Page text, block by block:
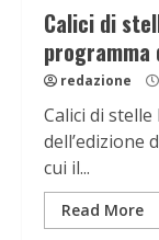
Calici di
programma
redazione
Calici di
dell’edizione
cui il...
Read More